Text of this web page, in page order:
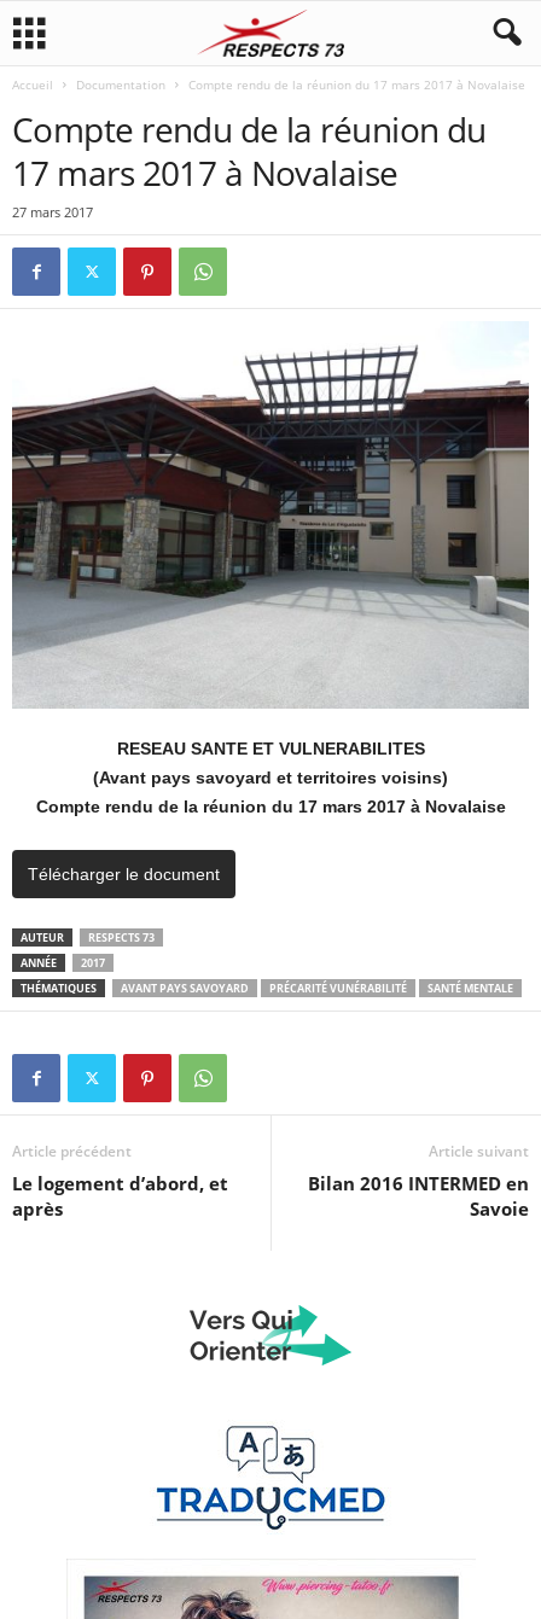
Accueil Documentation Compte rendu de la réunion du 17 mars 2017 à Novalaise
Compte rendu de la réunion du
17 mars 2017 à Novalaise
27 mars 2017
RESEAU SANTE ET VULNERABILITES
(Avant pays savoyard et territoires voisins)
Compte rendu de la réunion du 17 mars 2017 à Novalaise
Télécharger le document
AUTEUR
RESPECTS 73
ANNÉE
2017
THÉMATIQUES
AVANT PAYS SAVOYARD PRÉCARITÉ VUNÉRABILITÉ SANTÉ MENTALE
Article précédent
Le logement d’abord, et
après
Article suivant
Bilan 2016 INTERMED en
Savoie